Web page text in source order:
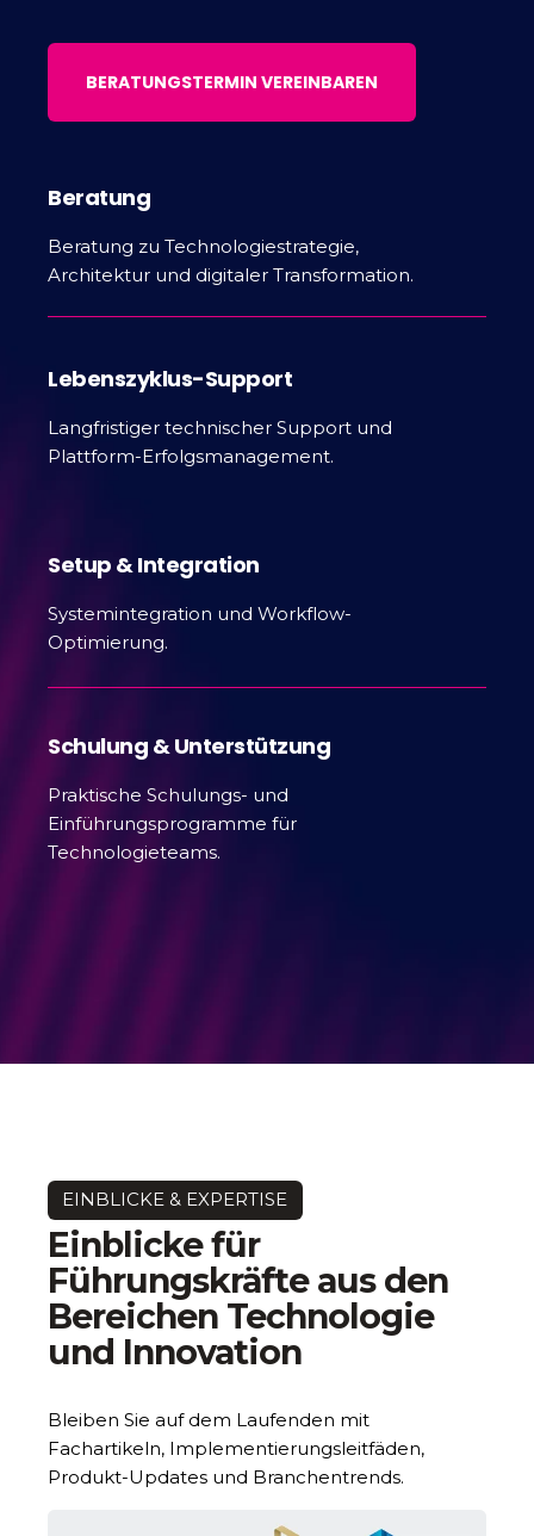
BERATUNGSTERMIN VEREINBAREN
Beratung
Beratung zu Technologiestrategie,
Architektur und digitaler Transformation.
Lebenszyklus-Support
Langfristiger technischer Support und
Plattform-Erfolgsmanagement.
Setup & Integration
Systemintegration und Workflow-
Optimierung.
Schulung & Unterstützung
Praktische Schulungs- und
Einführungsprogramme für
Technologieteams.
EINBLICKE & EXPERTISE
Einblicke für
Führungskräfte aus den
Bereichen Technologie
und Innovation
Bleiben Sie auf dem Laufenden mit
Fachartikeln, Implementierungsleitfäden,
Produkt-Updates und Branchentrends.